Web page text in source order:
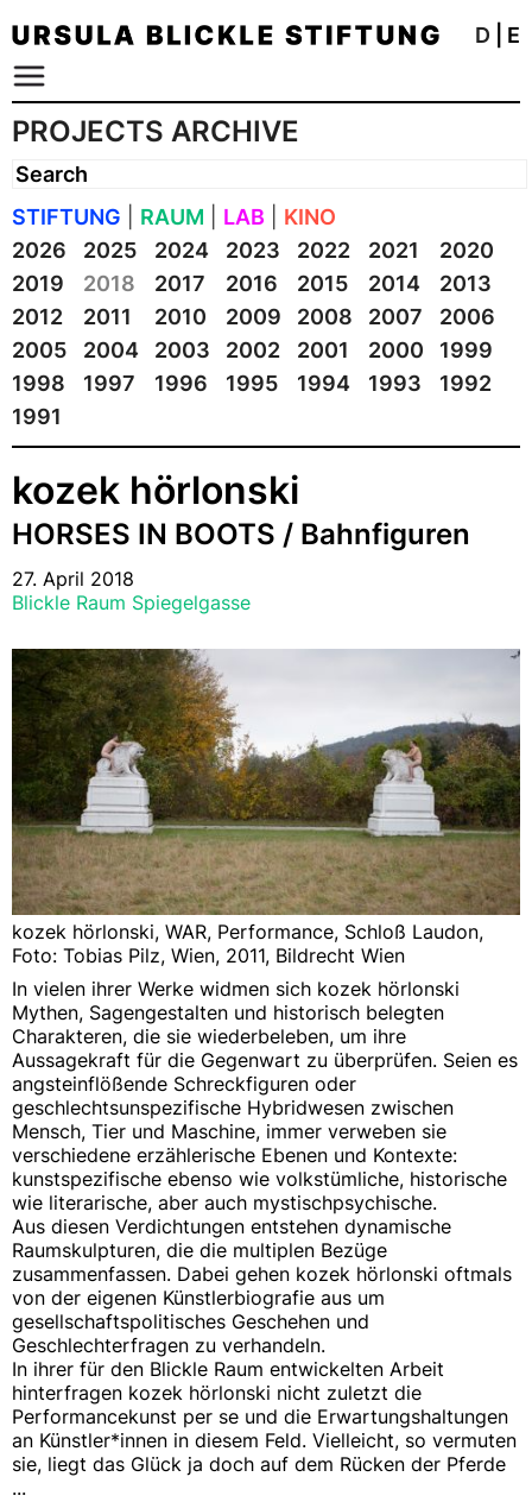
D E
PROJECTS ARCHIVE
STIFTUNG RAUM LAB
KINO
2026
2025 2024 2023 2022 2021
2020
2019
2018 2017 2016 2015 2014
2013
2012
2011 2010 2009 2008 2007
2006
2005
2004 2003 2002 2001 2000
1999
1998
1997 1996 1995 1994 1993
1992
1991
kozek hörlonski
HORSES IN BOOTS / Bahnfiguren
27. April 2018
Blickle Raum Spiegelgasse
kozek hörlonski, WAR, Performance, Schloß Laudon,
Foto: Tobias Pilz, Wien, 2011, Bildrecht Wien
In vielen ihrer Werke widmen sich kozek hörlonski
Mythen, Sagengestalten und historisch belegten
Charakteren, die sie wiederbeleben, um ihre
Aussagekraft für die Gegenwart zu überprüfen. Seien es
angsteinflößende Schreckfiguren oder
geschlechtsunspezifische Hybridwesen zwischen
Mensch, Tier und Maschine, immer verweben sie
verschiedene erzählerische Ebenen und Kontexte:
kunstspezifische ebenso wie volkstümliche, historische
wie literarische, aber auch mystischpsychische.
Aus diesen Verdichtungen entstehen dynamische
Raumskulpturen, die die multiplen Bezüge
zusammenfassen. Dabei gehen kozek hörlonski oftmals
von der eigenen Künstlerbiografie aus um
gesellschaftspolitisches Geschehen und
Geschlechterfragen zu verhandeln.
In ihrer für den Blickle Raum entwickelten Arbeit
hinterfragen kozek hörlonski nicht zuletzt die
Performancekunst per se und die Erwartungshaltungen
an Künstler*innen in diesem Feld. Vielleicht, so vermuten
sie, liegt das Glück ja doch auf dem Rücken der Pferde
...